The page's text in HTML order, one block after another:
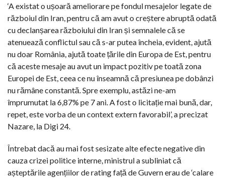
‘A existat o ușoară ameliorare pe fondul mesajelor legate de
războiul din Iran, pentru că am avut o creștere abruptă odată
cu declanșarea războiului din Iran și semnalele că se
atenuează conflictul sau că s-ar putea încheia, evident, ajută
nu doar România, ajută toate țările din Europa de Est, pentru
că aceste mesaje au avut un impact pozitiv pe toată zona
Europei de Est, ceea ce nu înseamnă că presiunea pe dobânzi
nu rămâne constantă. Spre exemplu, astăzi ne-am
împrumutat la 6,87% pe 7 ani. A fost o licitație mai bună, dar,
repet, este vorba de un context extern favorabil’, a precizat
Nazare, la Digi 24.
Întrebat dacă au mai fost sesizate alte efecte negative din
cauza crizei politice interne, ministrul a subliniat că
așteptările agențiilor de rating față de Guvern erau de ‘calare